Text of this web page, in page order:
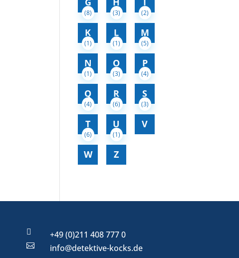
K
(8)
L
(3)
M
(2)
N
(1)
O
(1)
P
(5)
Q
(1)
R
(3)
S
(4)
T
(4)
U
(6)
V
(3)
W
(6)
Z
(1)
 +49 (0)211 408 777 0
 info@detektive-kocks.de